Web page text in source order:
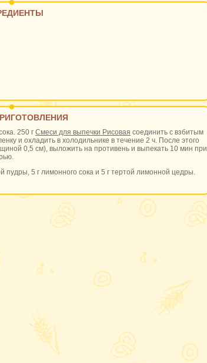
250 г Смеси для выпечки Рисовая соединить с взбитым
и охладить в холодильнике в течение 2 ч. После этого
0,5 см), выложить на противень и выпекать 10 мин при
пудры, 5 г лимонного сока и 5 г тертой лимонной цедры.